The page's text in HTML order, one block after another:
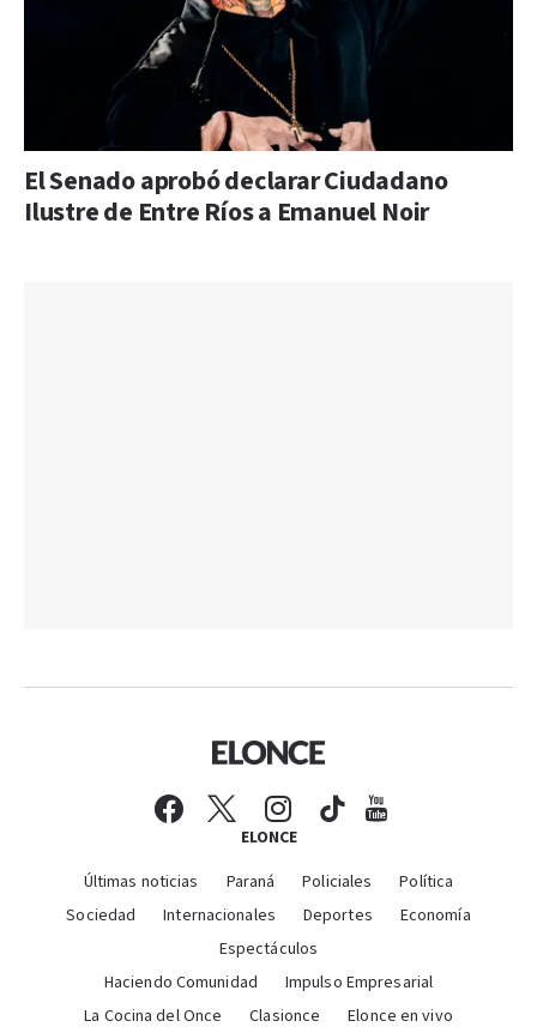
El Senado aprobó declarar Ciudadano
Ilustre de Entre Ríos a Emanuel Noir
ELONCE
Últimas noticias Paraná Policiales
Política
Sociedad
Internacionales Deportes
Economía
Espectáculos
Haciendo Comunidad
Impulso Empresarial
La Cocina del Once
Clasionce Elonce en vivo